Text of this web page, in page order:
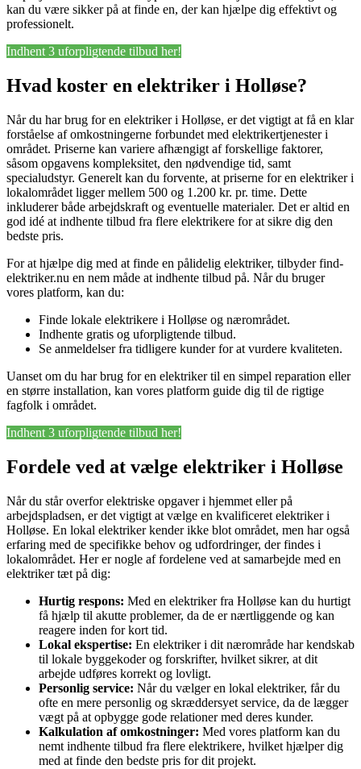
kan du være sikker på at finde en, der kan hjælpe dig effektivt og
professionelt.
Indhent 3 uforpligtende tilbud her!
Hvad koster en elektriker i Holløse?
Når du har brug for en elektriker i Holløse, er det vigtigt at få en klar
forståelse af omkostningerne forbundet med elektrikertjenester i
området. Priserne kan variere afhængigt af forskellige faktorer,
såsom opgavens kompleksitet, den nødvendige tid, samt
specialudstyr. Generelt kan du forvente, at priserne for en elektriker i
lokalområdet ligger mellem 500 og 1.200 kr. pr. time. Dette
inkluderer både arbejdskraft og eventuelle materialer. Det er altid en
god idé at indhente tilbud fra flere elektrikere for at sikre dig den
bedste pris.
For at hjælpe dig med at finde en pålidelig elektriker, tilbyder find-
elektriker.nu en nem måde at indhente tilbud på. Når du bruger
vores platform, kan du:
Finde lokale elektrikere i Holløse og nærområdet.
Indhente gratis og uforpligtende tilbud.
Se anmeldelser fra tidligere kunder for at vurdere kvaliteten.
Uanset om du har brug for en elektriker til en simpel reparation eller
en større installation, kan vores platform guide dig til de rigtige
fagfolk i området.
Indhent 3 uforpligtende tilbud her!
Fordele ved at vælge elektriker i Holløse
Når du står overfor elektriske opgaver i hjemmet eller på
arbejdspladsen, er det vigtigt at vælge en kvalificeret elektriker i
Holløse. En lokal elektriker kender ikke blot området, men har også
erfaring med de specifikke behov og udfordringer, der findes i
lokalområdet. Her er nogle af fordelene ved at samarbejde med en
elektriker tæt på dig:
Hurtig respons: Med en elektriker fra Holløse kan du hurtigt
få hjælp til akutte problemer, da de er nærtliggende og kan
reagere inden for kort tid.
Lokal ekspertise: En elektriker i dit nærområde har kendskab
til lokale byggekoder og forskrifter, hvilket sikrer, at dit
arbejde udføres korrekt og lovligt.
Personlig service: Når du vælger en lokal elektriker, får du
ofte en mere personlig og skræddersyet service, da de lægger
vægt på at opbygge gode relationer med deres kunder.
Kalkulation af omkostninger: Med vores platform kan du
nemt indhente tilbud fra flere elektrikere, hvilket hjælper dig
med at finde den bedste pris for dit projekt.